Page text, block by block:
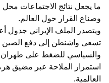
ما يجعل نتائج الاجتماعات
وصناع القرار حول العالم.
ويتصدر الملف الإيراني جدول
تسعى واشنطن إلى دفع الصين
والسياسي للضغط على طهران
استمرار الملاحة عبر مضيق
العالمية.